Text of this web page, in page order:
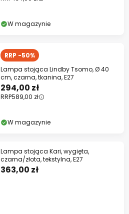
W magazynie
RRP -50%
Lampa stojąca Lindby Tsomo, Ø 40
cm, czarna, tkanina, E27
294,00 zł
RRP589,00 zł
W magazynie
Lampa stojąca Kari, wygięta,
czarna/złota, tekstylna, E27
363,00 zł